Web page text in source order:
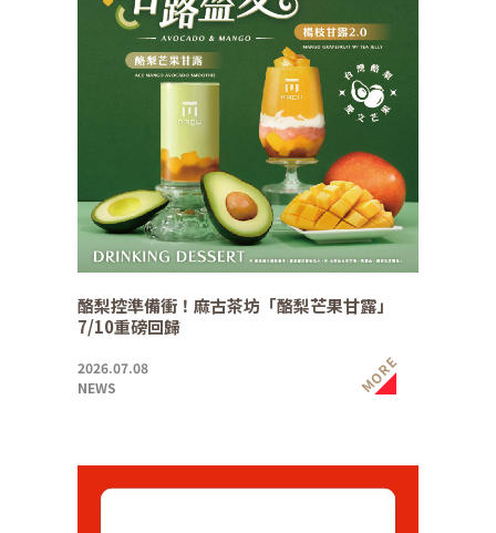
酪梨控準備衝！麻古茶坊「酪梨芒果甘露」
7/10重磅回歸
2026.07.08
NEWS
MORE